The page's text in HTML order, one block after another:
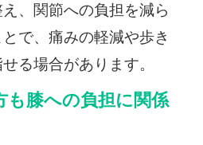
、関節への負担を減ら
で、痛みの軽減や歩き
る場合があります。
も膝への負担に関係